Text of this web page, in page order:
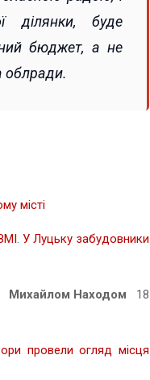
ділянки, буде
бюджет, а не
облради.
місті
. У Луцьку забудовники
Михайлом Находом 18
провели огляд місця